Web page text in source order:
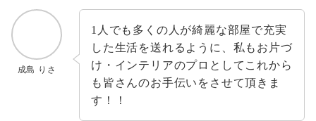
成島 りさ
1人でも多くの人が綺麗な部屋で充実
した生活を送れるように、私もお片づ
け・インテリアのプロとしてこれから
も皆さんのお手伝いをさせて頂きま
す！！